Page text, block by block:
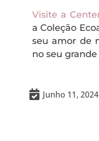
Visite a
a Coleção
seu amor de
no seu grande
Junho 11, 2024